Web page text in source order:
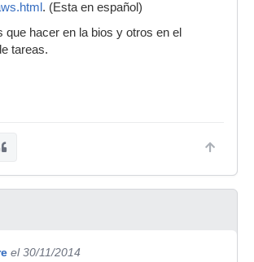
. (Esta en español)
que hacer en la bios y otros en el
tareas.
el 30/11/2014